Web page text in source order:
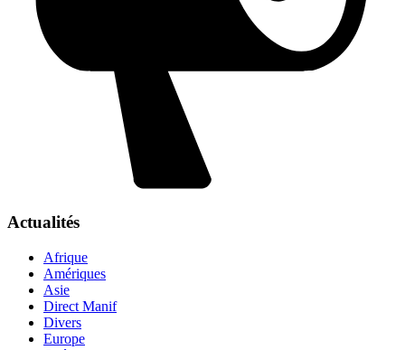
Actualités
Afrique
Amériques
Asie
Direct Manif
Divers
Europe